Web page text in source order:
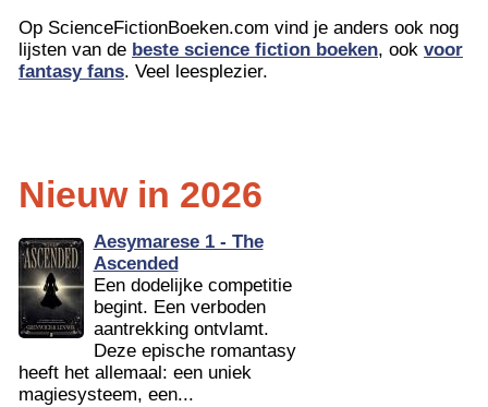
Op ScienceFictionBoeken.com vind je anders ook nog
lijsten van de beste science fiction boeken, ook voor
fantasy fans. Veel leesplezier.
Nieuw in 2026
Aesymarese 1 - The
Ascended
Een dodelijke competitie
begint. Een verboden
aantrekking ontvlamt.
Deze epische romantasy
heeft het allemaal: een uniek
magiesysteem, een...